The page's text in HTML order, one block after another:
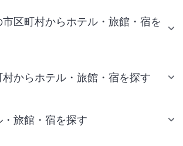
区町村からホテル・旅館・宿を
からホテル・旅館・宿を探す
旅館・宿を探す